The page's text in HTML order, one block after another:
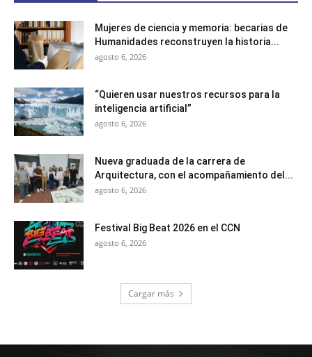
Mujeres de ciencia y memoria: becarias de
Humanidades reconstruyen la historia...
agosto 6, 2026
“Quieren usar nuestros recursos para la
inteligencia artificial”
agosto 6, 2026
Nueva graduada de la carrera de
Arquitectura, con el acompañamiento del...
agosto 6, 2026
Festival Big Beat 2026 en el CCN
agosto 6, 2026
Cargar más